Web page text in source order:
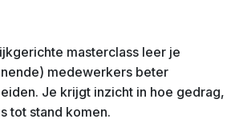
masterclass leer je
medewerkers beter
Je krijgt inzicht in hoe gedrag,
tot stand komen.